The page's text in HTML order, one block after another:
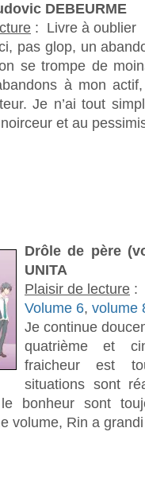
DEBEURME
: Livre à oublier
pas glop, un
se trompe de
à mon
Je n’ai tout
et au
Drôle de père
UNITA
Plaisir de lecture :
Volume 6, volume
Je continue
quatrième et
fraicheur est
situations sont
le bonheur sont
volume, Rin a